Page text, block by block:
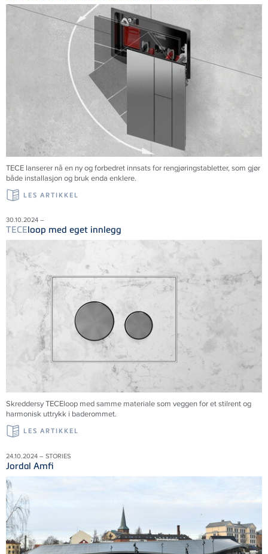
TECE lanserer nå en ny og forbedret innsats for rengjøringstabletter, som gjør
både installasjon og bruk enda enklere.
LES ARTIKKEL
30.10.2024 –
TECEloop med eget innlegg
Skreddersy TECEloop med samme materiale som veggen for et stilrent og
harmonisk uttrykk i baderommet.
LES ARTIKKEL
24.10.2024 – STORIES
Jordal Amfi